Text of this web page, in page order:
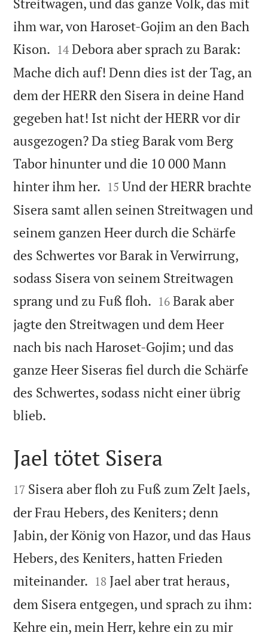
ihm war, von Haroset-Gojim an den Bach
Kison. 

14 Debora aber sprach zu Barak:
Mache dich auf! Denn dies ist der Tag, an
dem der HERR den Sisera in deine Hand
gegeben hat! Ist nicht der HERR vor dir
ausgezogen? Da stieg Barak vom Berg
Tabor hinunter und die 10 000 Mann
hinter ihm her. 

15 Und der HERR brachte
Sisera samt allen seinen Streitwagen und
seinem ganzen Heer durch die Schärfe
des Schwertes vor Barak in Verwirrung,
sodass Sisera von seinem Streitwagen
sprang und zu Fuß floh. 

16 Barak aber
jagte den Streitwagen und dem Heer
nach bis nach Haroset-Gojim; und das
ganze Heer Siseras fiel durch die Schärfe
des Schwertes, sodass nicht einer übrig
blieb.

Jael tötet Sisera

17 Sisera aber floh zu Fuß zum Zelt Jaels,
der Frau Hebers, des Keniters; denn
Jabin, der König von Hazor, und das Haus
Hebers, des Keniters, hatten Frieden
miteinander. 

18 Jael aber trat heraus,
dem Sisera entgegen, und sprach zu ihm:
Kehre ein, mein Herr, kehre ein zu mir